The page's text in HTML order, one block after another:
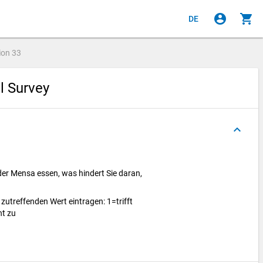
DE account_circle shopping_cart
33
Survey
keyboard_arrow_up
Mensa essen, was hindert Sie daran,
zutreffenden Wert eintragen: 1=trifft
zu